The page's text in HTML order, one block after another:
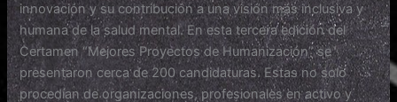
innovación y su contribución a una visión más inclusiva y
humana de la salud mental. En esta tercera edición del
Certamen “Mejores Proyectos de Humanización” se
presentaron cerca de 200 candidaturas. Estas no solo
procedían de organizaciones, profesionales en activo y